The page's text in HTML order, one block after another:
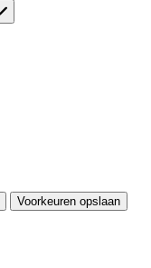
Voorkeuren opslaan